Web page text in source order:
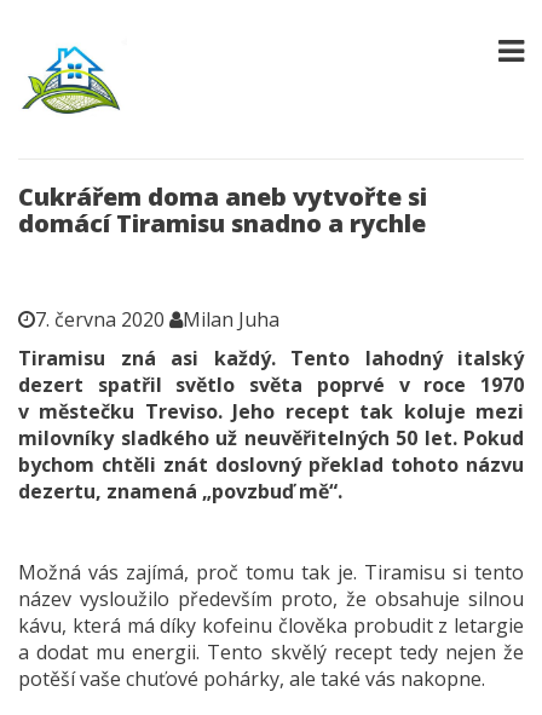
Cukrářem doma aneb vytvořte si
domácí Tiramisu snadno a rychle
7. června 2020
Milan Juha
Tiramisu zná asi každý. Tento lahodný italský
dezert spatřil světlo světa poprvé v roce 1970
v městečku Treviso. Jeho recept tak koluje mezi
milovníky sladkého už neuvěřitelných 50 let. Pokud
bychom chtěli znát doslovný překlad tohoto názvu
dezertu, znamená „povzbuď mě“.
Možná vás zajímá, proč tomu tak je. Tiramisu si tento
název vysloužilo především proto, že obsahuje silnou
kávu, která má díky kofeinu člověka probudit z letargie
a dodat mu energii. Tento skvělý recept tedy nejen že
potěší vaše chuťové pohárky, ale také vás nakopne.